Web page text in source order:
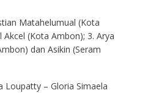
Matahelumual (Kota
Akcel (Kota Ambon); 3. Arya
dan Asikin (Seram
Loupatty – Gloria Simaela